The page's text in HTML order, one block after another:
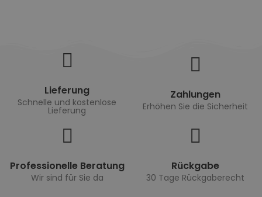
Lieferung
Schnelle und kostenlose
Lieferung
Zahlungen
Erhöhen Sie die Sicherheit
Professionelle Beratung
Wir sind für Sie da
Rückgabe
30 Tage Rückgaberecht